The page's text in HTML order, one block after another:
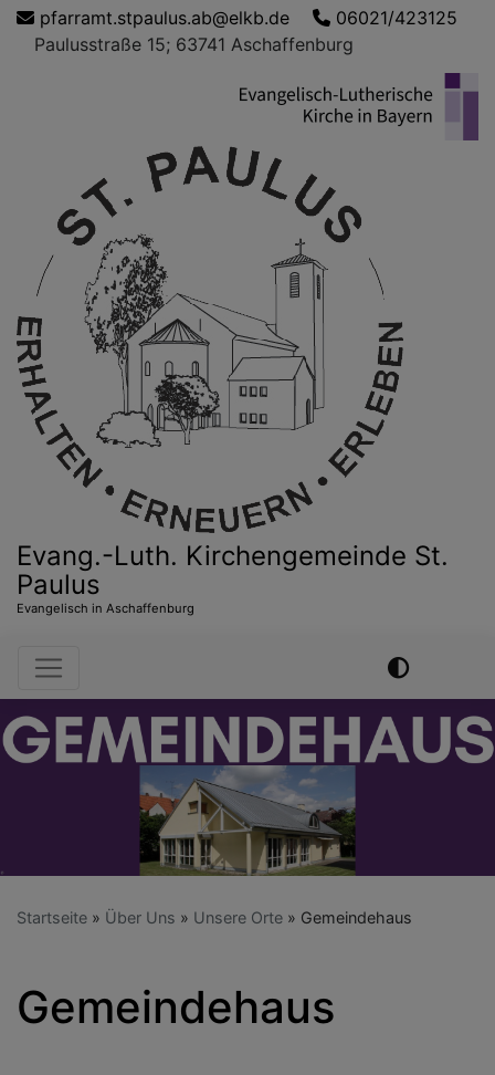
Direktpfarramt.stpaulus.ab@elkb.de
06021/423125
Paulusstraße 15; 63741 Aschaffenburg
Evang.-Luth. Kirchengemeinde St.
Paulus
Evangelisch in Aschaffenburg
Hauptnavigation
Startseite Über Uns Unsere Orte Gemeindehaus
Gemeindehaus